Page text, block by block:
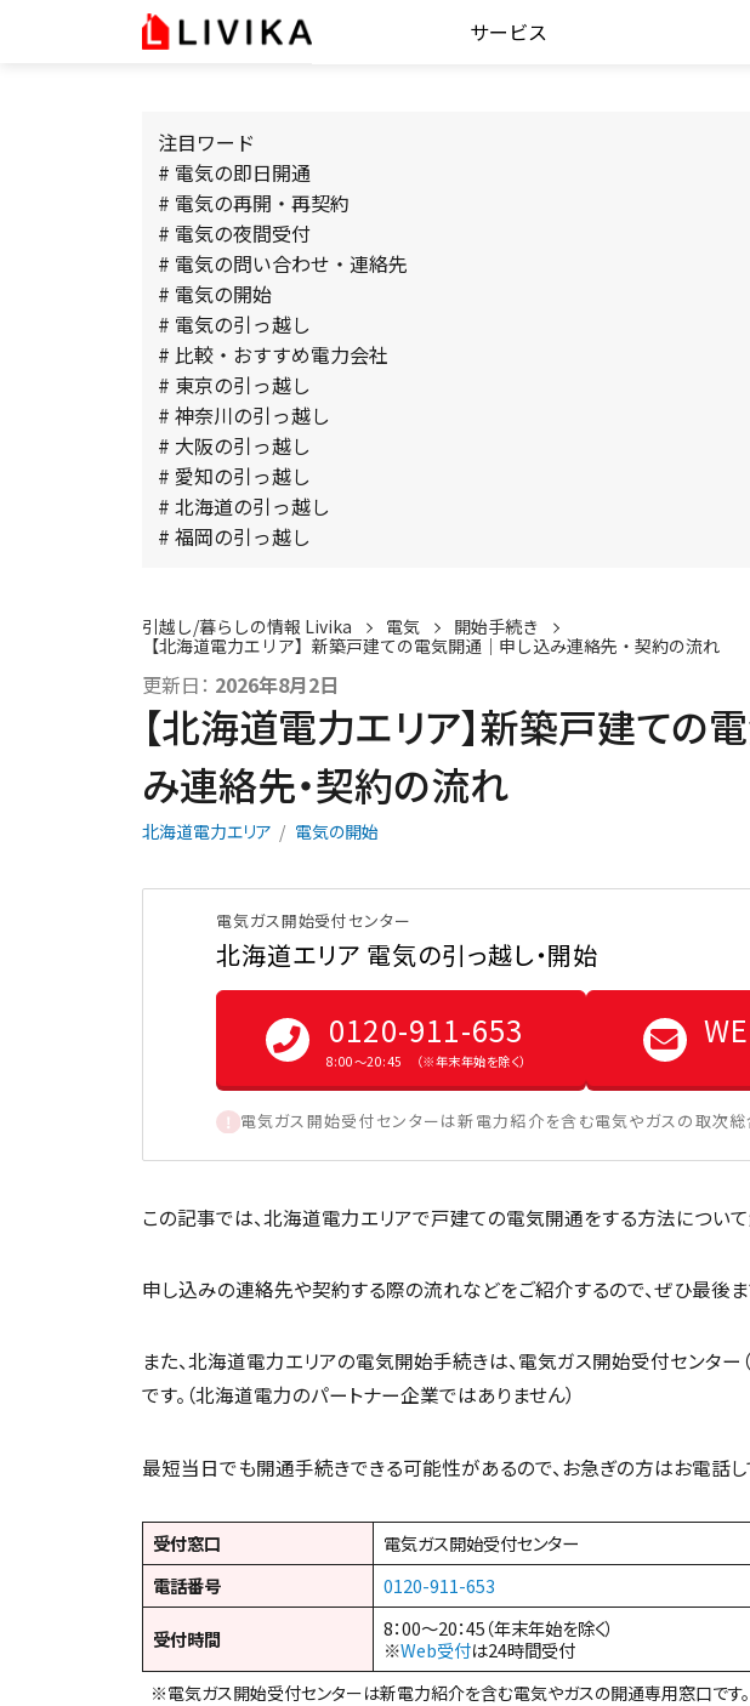
サービス
注目ワード
# 電気の即日開通
# 電気の再開・再契約
# 電気の夜間受付
# 電気の問い合わせ・連絡先
# 電気の開始
# 電気の引っ越し
# 比較・おすすめ電力会社
# 東京の引っ越し
# 神奈川の引っ越し
# 大阪の引っ越し
# 愛知の引っ越し
# 北海道の引っ越し
# 福岡の引っ越し
引越し/暮らしの情報 Livika 電気
開始手続き
【北海道電力エリア】新築戸建ての電気開通｜申し込み連絡先・契約の流れ
更新日： 2026年8月2日
【北海道電力エリア】新築戸建ての
み連絡先・契約の流れ
北海道電力エリア 電気の開始
電気ガス開始受付センター
北海道エリア 電気の引っ越し・開始
0120-911-653
8:00〜20:45 （※年末年始を除く）
電気ガス開始受付センターは新電力紹介を含む電気やガスの取次総
この記事では、北海道電力エリアで戸建ての電気開通をする方法について
申し込みの連絡先や契約する際の流れなどをご紹介するので、ぜひ最後ま
また、北海道電力エリアの電気開始手続きは、電気ガス開始受付センター（
です。（北海道電力のパートナー企業ではありません）
最短当日でも開通手続きできる可能性があるので、お急ぎの方はお電話し
受付窓口
電気ガス開始受付センター
電話番号
0120-911-653
受付時間
8：00～20：45（年末年始を除く）
※Web受付は24時間受付
※電気ガス開始受付センターは新電力紹介を含む電気やガスの開通専用窓口です。